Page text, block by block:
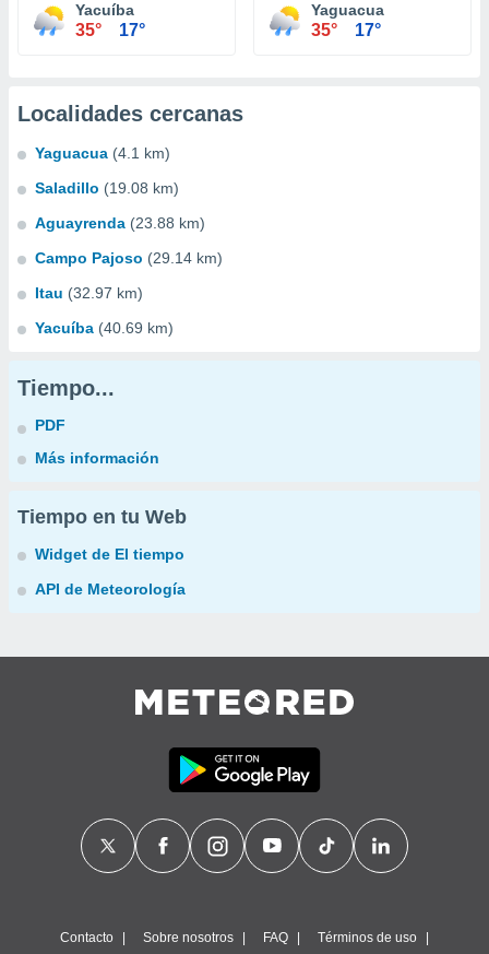
Yacuíba
35° 17°
Yaguacua
35° 17°
Localidades cercanas
Yaguacua (4.1 km)
Saladillo (19.08 km)
Aguayrenda (23.88 km)
Campo Pajoso (29.14 km)
Itau (32.97 km)
Yacuíba (40.69 km)
Tiempo...
PDF
Más información
Tiempo en tu Web
Widget de El tiempo
API de Meteorología
Contacto Sobre nosotros FAQ Términos de uso